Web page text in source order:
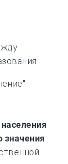
значения